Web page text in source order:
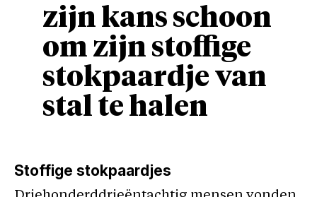
zijn kans schoon
om zijn stoffige
stokpaardje van
stal te halen
Stoffige stokpaardjes